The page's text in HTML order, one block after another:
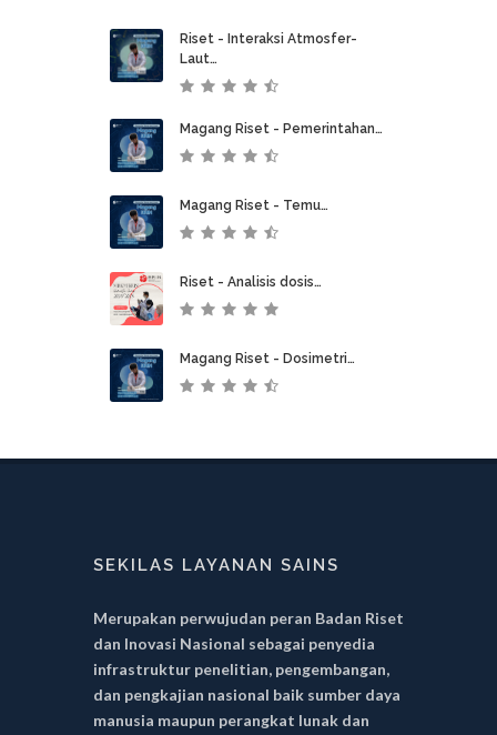
Riset - Interaksi Atmosfer-
Laut…
Magang Riset - Pemerintahan…
Magang Riset - Temu…
Riset - Analisis dosis…
Magang Riset - Dosimetri…
SEKILAS LAYANAN SAINS
Merupakan perwujudan peran Badan Riset
dan Inovasi Nasional sebagai penyedia
infrastruktur penelitian, pengembangan,
dan pengkajian nasional baik sumber daya
manusia maupun perangkat lunak dan